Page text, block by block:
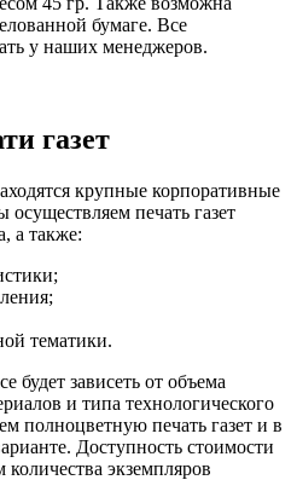
бумаге. Все
у наших менеджеров.
газет
крупные корпоративные
печать газет
а также:
тематики.
будет зависеть от объема
и типа технологического
полноцветную печать газет и в
Доступность стоимости
количества экземпляров